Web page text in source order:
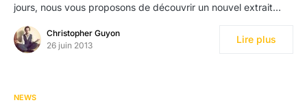
jours, nous vous proposons de découvrir un nouvel extrait…
Christopher Guyon
26 juin 2013
Lire plus
NEWS